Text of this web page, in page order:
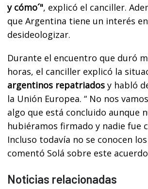
y cómo´", explicó el canciller.
que Argentina tiene un interés
desideologizar.
Durante el encuentro que duró
horas, el canciller explicó la
argentinos repatriados y habló
la Unión Europea. “ No nos
algo que está concluido aunque
hubiéramos firmado y nadie fue
Incluso todavía no se conocen
comentó Solá sobre este
Noticias relacionadas